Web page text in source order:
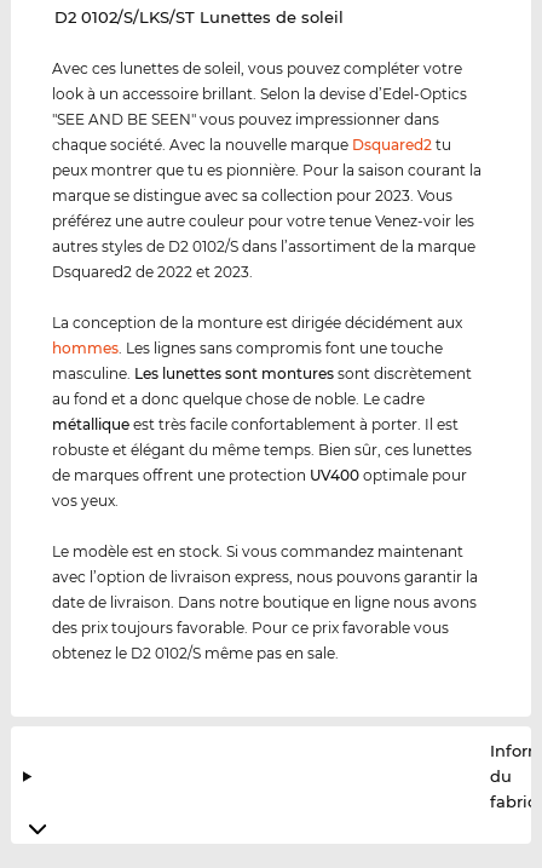
‌D2 0102/S/LKS/ST Lunettes de soleil
Avec ces lunettes de soleil, vous pouvez compléter votre
look à un accessoire brillant. Selon la devise d’Edel-Optics
"SEE AND BE SEEN" vous pouvez impressionner dans
chaque société. Avec la nouvelle marque Dsquared2 tu
peux montrer que tu es pionnière. Pour la saison courant la
marque se distingue avec sa collection pour 2023. Vous
préférez une autre couleur pour votre tenue Venez-voir les
autres styles de D2 0102/S dans l’assortiment de la marque
Dsquared2 de 2022 et 2023.
La conception de la monture est dirigée décidément aux
hommes. Les lignes sans compromis font une touche
masculine. Les lunettes sont montures sont discrètement
au fond et a donc quelque chose de noble. Le cadre
métal lique est très facile confortablement à porter. Il est
robuste et élégant du même temps. Bien sûr, ces lunettes
de marques offrent une protection UV400 optimale pour
vos yeux.
Le modèle est en stock. Si vous commandez maintenant
avec l’option de livraison express, nous pouvons garantir la
date de livraison. Dans notre boutique en ligne nous avons
des prix toujours favorable. Pour ce prix favorable vous
obtenez le D2 0102/S même pas en sale.
du